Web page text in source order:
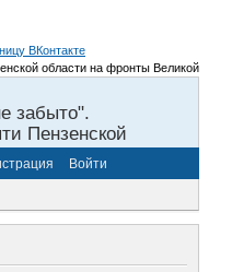
области на фронты Великой
забыто".
Пензенской
Войти